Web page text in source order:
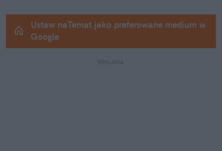
Ustaw naTemat jako preferowane medium w
Google
REKLAMA